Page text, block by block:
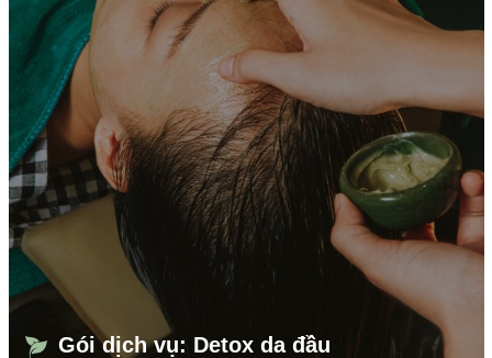
Gói dịch vụ: Detox da đầu